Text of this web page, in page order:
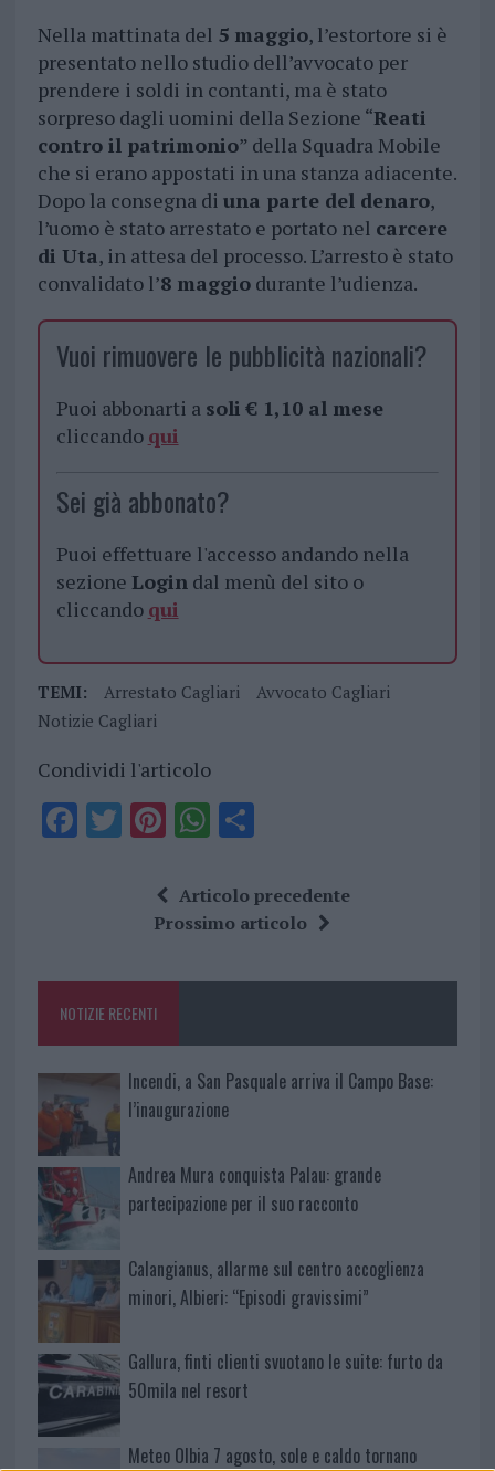
Nella mattinata del 5 maggio, l’estortore si è
presentato nello studio dell’avvocato per
prendere i soldi in contanti, ma è stato
sorpreso dagli uomini della Sezione “Reati
contro il patrimonio” della Squadra Mobile
che si erano appostati in una stanza adiacente.
Dopo la consegna di una parte del denaro,
l’uomo è stato arrestato e portato nel carcere
di Uta, in attesa del processo. L’arresto è stato
convalidato l’8 maggiodurante l’udienza.
Vuoi rimuovere le pubblicità nazionali?
Puoi abbonarti a soli € 1,10 al mese
cliccando qui
Sei già abbonato?
Puoi effettuare l'accesso andando nella
sezione Logindal menù del sito o
cliccando qui
TEMI: Arrestato Cagliari
Avvocato Cagliari
Notizie Cagliari
Condividi l'articolo
F
o
k
T Pi
te
re
W
at
s
p
S
a
re
Articolo precedente
Prossimo articolo
NOTIZIE RECENTI
Incendi, a San Pasquale arriva il Campo Base:
l’inaugurazione
Andrea Mura conquista Palau: grande
partecipazione per il suo racconto
Calangianus, allarme sul centro accoglienza
minori, Albieri: “Episodi gravissimi”
Gallura, finti clienti svuotano le suite: furto da
50mila nel resort
Meteo Olbia 7 agosto, sole e caldo tornano